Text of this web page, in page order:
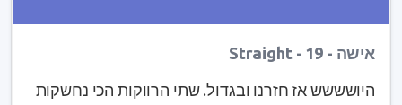
אישה - Straight - 19
היושששש אז חזרנו ובגדול. שתי הרווקות הכי נחשקות